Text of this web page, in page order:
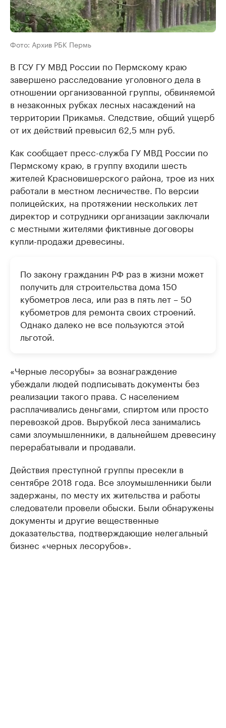
Фото: Архив РБК Пермь
В ГСУ ГУ МВД России по Пермскому краю
завершено расследование уголовного дела в
отношении организованной группы, обвиняемой
в незаконных рубках лесных насаждений на
территории Прикамья. Следствие, общий ущерб
от их действий превысил 62,5 млн руб.
Как сообщает пресс-служба ГУ МВД России по
Пермскому краю, в группу входили шесть
жителей Красновишерского района, трое из них
работали в местном лесничестве. По версии
полицейских, на протяжении нескольких лет
директор и сотрудники организации заключали
с местными жителями фиктивные договоры
купли-продажи древесины.
По закону гражданин РФ раз в жизни может
получить для строительства дома 150
кубометров леса, или раз в пять лет – 50
кубометров для ремонта своих строений.
Однако далеко не все пользуются этой
льготой.
«Черные лесорубы» за вознаграждение
убеждали людей подписывать документы без
реализации такого права. С населением
расплачивались деньгами, спиртом или просто
перевозкой дров. Вырубкой леса занимались
сами злоумышленники, в дальнейшем древесину
перерабатывали и продавали.
Действия преступной группы пресекли в
сентябре 2018 года. Все злоумышленники были
задержаны, по месту их жительства и работы
следователи провели обыски. Были обнаружены
документы и другие вещественные
доказательства, подтверждающие нелегальный
бизнес «черных лесорубов».